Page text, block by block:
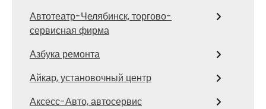
Автотеатр-Челябинск, торгово-
сервисная фирма
Азбука ремонта
Айкар, установочный центр
Аксесс-Авто, автосервис